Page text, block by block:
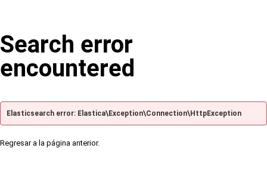
Search error
encountered
Elasticsearch error: Elastica\Exception\Connection\HttpException
Regresar a la página anterior.